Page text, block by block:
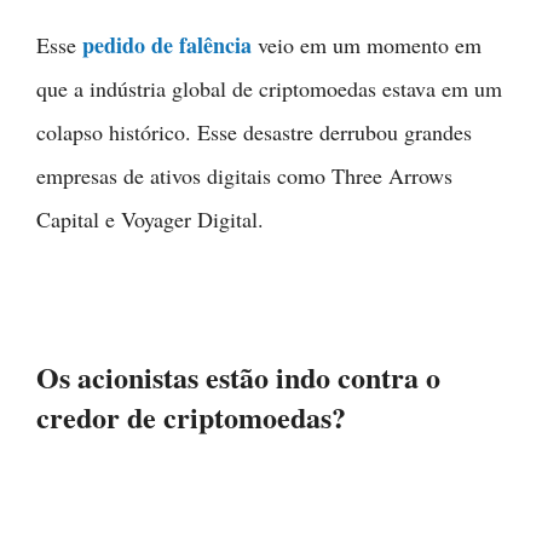
Esse pedido de falência veio em um momento em
que a indústria global de criptomoedas estava em um
colapso histórico. Esse desastre derrubou grandes
empresas de ativos digitais como Three Arrows
Capital e Voyager Digital.
Os acionistas estão indo contra o
credor de criptomoedas?